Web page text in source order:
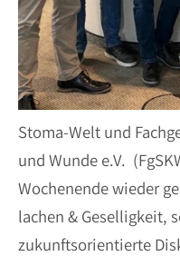
Stoma-Welt und
und Wunde e.V.
Wochenende wieder
lachen & Geselligkeit,
zukunftsorientierte